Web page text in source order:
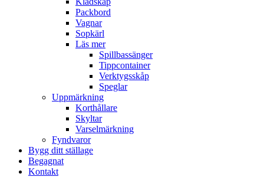
Packbord
Vagnar
Sopkärl
Läs mer
Spillbassänger
Tippcontainer
Verktygsskåp
Speglar
Uppmärkning
Korthållare
Skyltar
Varselmärkning
Fyndvaror
Bygg ditt ställage
Begagnat
Kontakt